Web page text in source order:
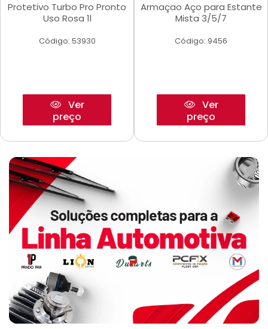
Protetivo Turbo Pro Pronto
Uso Rosa 1l
Código: 53930
Ver
preço
Armaçao Aço para Estante
Mista 3/5/7
Código: 9456
Ver
preço